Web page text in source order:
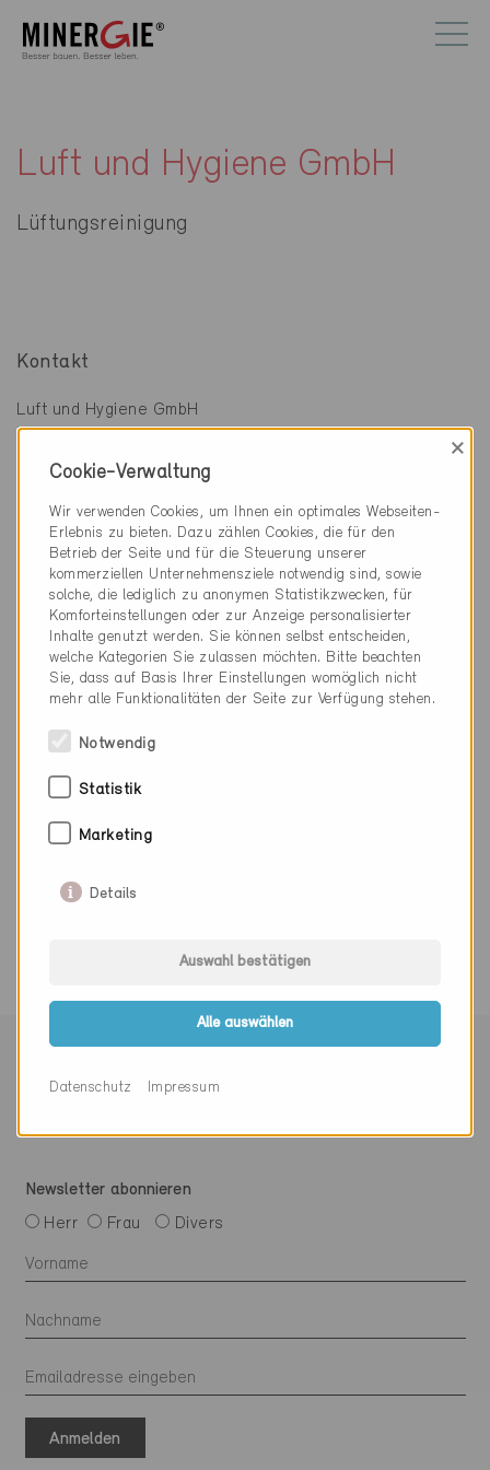
Luft und Hygiene GmbH
Lüftungsreinigung
Kontakt
Luft und Hygiene GmbH
Lüftungsreinigung
6340 Baar
041 760 77 17
mail@luftundhygiene.ch
www.luftundhygiene.ch
Lüftung und Klima
0 Minergie Gebäude (0 Zertifikate)
Mit Minergie vernetzen
Newsletter abonnieren
Herr
Frau Divers
Anmelden
Cookie-Verwaltung
×
Wir verwenden Cookies, um Ihnen ein optimales Webseiten-
Erlebnis zu bieten. Dazu zählen Cookies, die für den
Betrieb der Seite und für die Steuerung unserer
kommerziellen Unternehmensziele notwendig sind, sowie
solche, die lediglich zu anonymen Statistikzwecken, für
Komforteinstellungen oder zur Anzeige personalisierter
Inhalte genutzt werden. Sie können selbst entscheiden,
welche Kategorien Sie zulassen möchten. Bitte beachten
Sie, dass auf Basis Ihrer Einstellungen womöglich nicht
mehr alle Funktionalitäten der Seite zur Verfügung stehen.
Notwendig
Statistik
Marketing
Details
Auswahl bestätigen
Alle auswählen
Datenschutz Impressum